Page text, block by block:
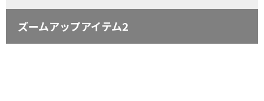
ズームアップアイテム2